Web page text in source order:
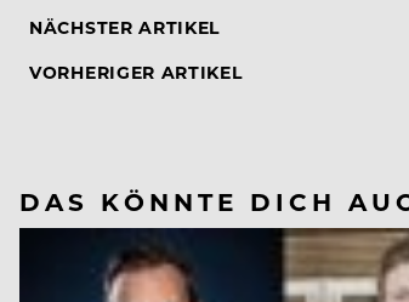
NÄCHSTER ARTIKEL
VORHERIGER ARTIKEL
DAS KÖNNTE DICH